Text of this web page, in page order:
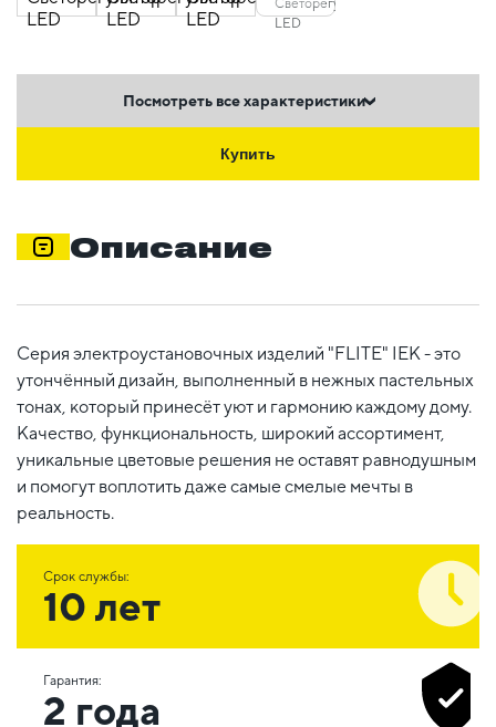
Посмотреть все характеристики
Купить
Описание
Серия электроустановочных изделий "FLITE" IEK - это
утончённый дизайн, выполненный в нежных пастельных
тонах, который принесёт уют и гармонию каждому дому.
Качество, функциональность, широкий ассортимент,
уникальные цветовые решения не оставят равнодушным
и помогут воплотить даже самые смелые мечты в
реальность.
Срок службы:
10 лет
Гарантия:
2 года